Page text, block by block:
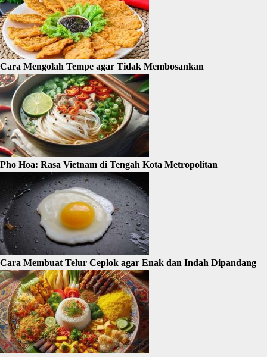
Cara Mengolah Tempe agar Tidak Membosankan
Pho Hoa: Rasa Vietnam di Tengah Kota Metropolitan
Cara Membuat Telur Ceplok agar Enak dan Indah Dipandang